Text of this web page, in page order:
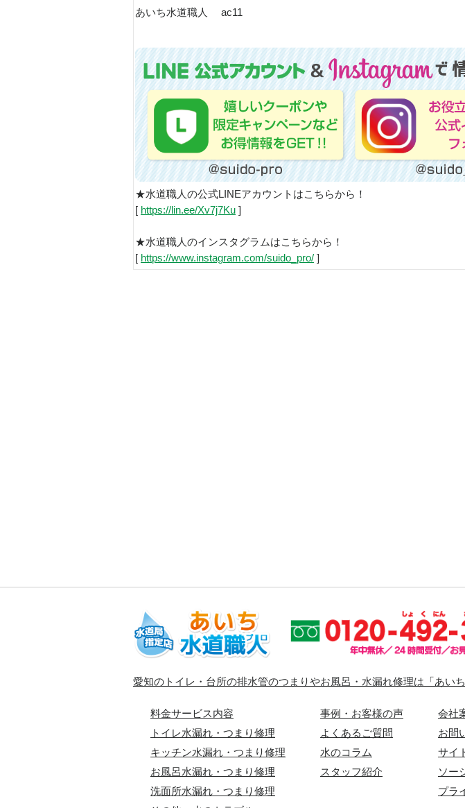
あいち水道職人 ac11
★水道職人の公式LINEアカウントはこちらから！
[ https://lin.ee/Xv7j7Ku ]
★水道職人のインスタグラムはこちらから！
[ https://www.instagram.com/suido_pro/ ]
愛知のトイレ・台所の排水管のつまりやお風呂・水漏れ修理は「あいち
料金サービス内容
トイレ水漏れ・つまり修理
キッチン水漏れ・つまり修理
お風呂水漏れ・つまり修理
洗面所水漏れ・つまり修理
事例・お客様の声
よくあるご質問
水のコラム
スタッフ紹介
会社
お問
サイ
ソー
プラ